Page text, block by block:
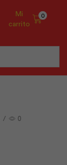
Mi
carrito
0
/ 0